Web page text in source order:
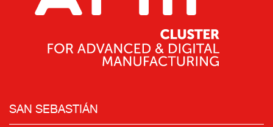
SAN SEBASTIÁN